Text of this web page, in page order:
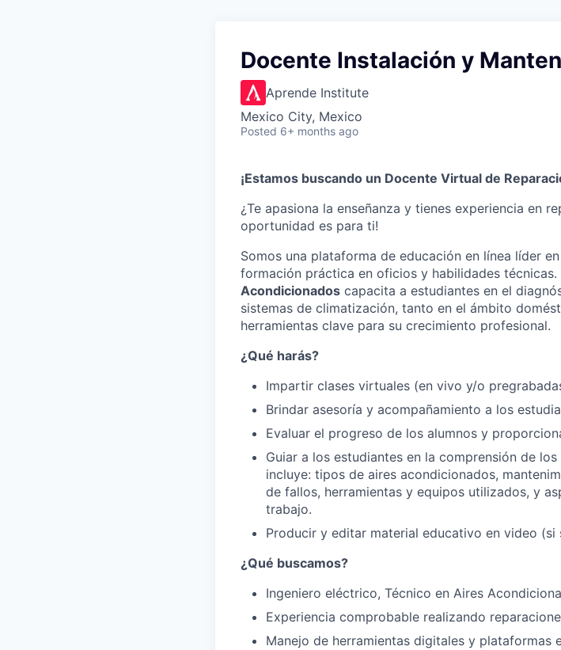
Docente Instalación y
Aprende Institute
Mexico City, Mexico
Posted 6+ months ago
¡Estamos buscando un Docente Virtual de
¿Te apasiona la enseñanza y tienes experiencia en
oportunidad es para ti!
Somos una plataforma de educación en línea líder
formación práctica en oficios y habilidades
Acondicionados capacita a estudiantes en el
sistemas de climatización, tanto en el ámbito
herramientas clave para su crecimiento profesional.
¿Qué harás?
Impartir clases virtuales (en vivo y/o
Brindar asesoría y acompañamiento a los
Evaluar el progreso de los alumnos y
Guiar a los estudiantes en la comprensión de
incluye: tipos de aires acondicionados,
de fallos, herramientas y equipos utilizados, y
trabajo.
Producir y editar material educativo en video (si
¿Qué buscamos?
Ingeniero eléctrico, Técnico en Aires
Experiencia comprobable realizando
Manejo de herramientas digitales y plataformas